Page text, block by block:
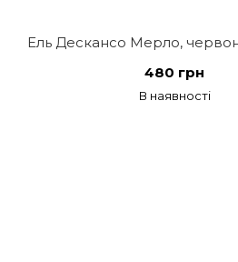
Ель Дескансо Мерло,
480 грн
В наявності